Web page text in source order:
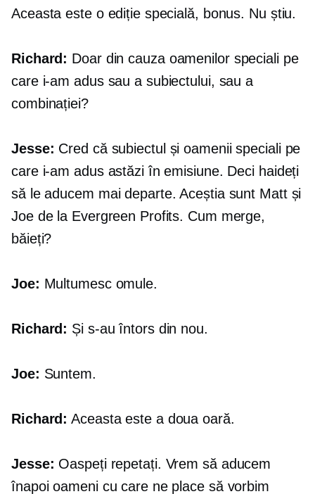
Aceasta este o ediție specială, bonus. Nu știu.
Richard: Doar din cauza oamenilor speciali pe
care i-am adus sau a subiectului, sau a
combinației?
Jesse: Cred că subiectul și oamenii speciali pe
care i-am adus astăzi în emisiune. Deci haideți
să le aducem mai departe. Aceștia sunt Matt și
Joe de la Evergreen Profits. Cum merge,
băieți?
Joe: Multumesc omule.
Richard: Și s-au întors din nou.
Joe: Suntem.
Richard: Aceasta este a doua oară.
Jesse: Oaspeți repetați. Vrem să aducem
înapoi oameni cu care ne place să vorbim